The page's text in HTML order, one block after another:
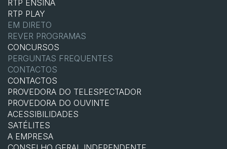
RTP ENSINA
RTP PLAY
EM DIRETO
REVER PROGRAMAS
CONCURSOS
PERGUNTAS FREQUENTES
CONTACTOS
CONTACTOS
PROVEDORA DO TELESPECTADOR
PROVEDORA DO OUVINTE
ACESSIBILIDADES
SATÉLITES
A EMPRESA